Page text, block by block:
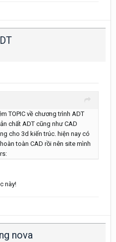
TOPIC về chương trình ADT
chất ADT cũng như CAD
cho 3d kiến trúc. hiện nay có
toàn CAD rồi nên site mình
này!
nova